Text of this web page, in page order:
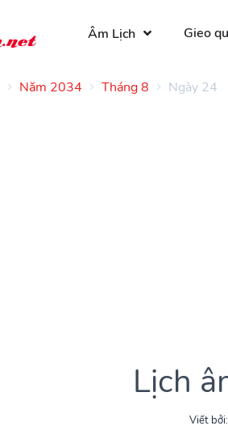
Âm Lịch Gieo
Năm 2034 Tháng 8 Ngày 24
Lịch
Viết bởi: